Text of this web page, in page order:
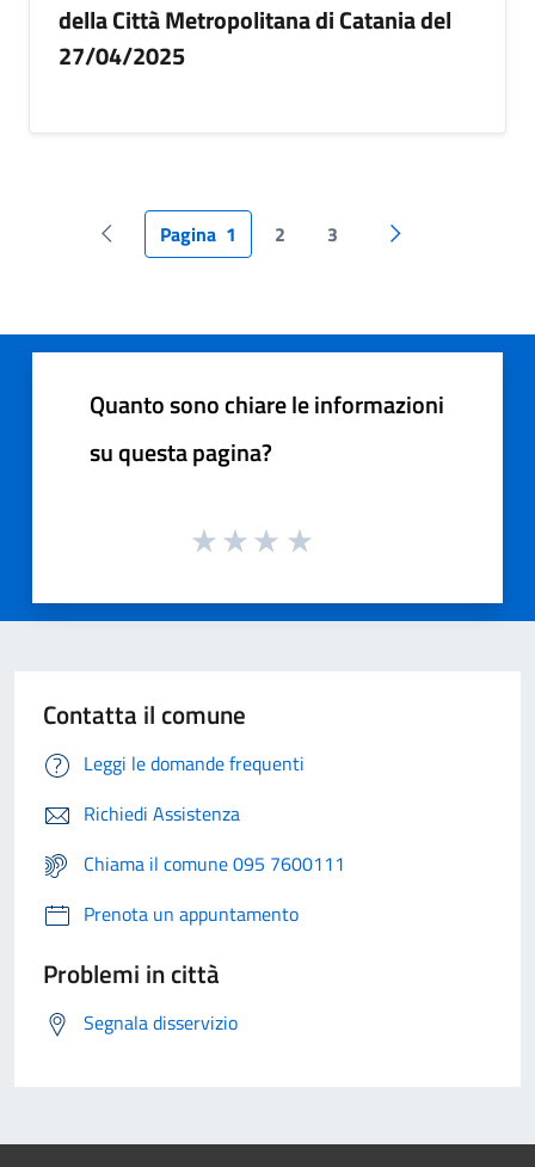
della Città Metropolitana di Catania del
27/04/2025
Pagina precedente
Pagina 1 2 3 Pagina
Quanto sono chiare le informazioni
su questa pagina?
Contatta il comune
Leggi le domande frequenti
Richiedi Assistenza
Chiama il comune 095 7600111
Prenota un appuntamento
Problemi in città
Segnala disservizio